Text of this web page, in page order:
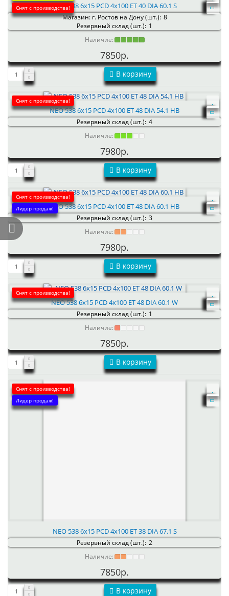
Снят с производства!NEO 538 6x15 PCD 4x100 ET 40 DIA 60.1 S
Магазин: г. Ростов на Дону (шт.): 8
Резервный склад (шт.): 1
Наличие:
7850р.
В корзину
Снят с производства!
NEO 538 6x15 PCD 4x100 ET 48 DIA 54.1 HB
Резервный склад (шт.): 4
Наличие:
7980р.
В корзину
Снят с производства!
Лидер продаж!NEO 538 6x15 PCD 4x100 ET 48 DIA 60.1 HB
Резервный склад (шт.): 3
Наличие:
7980р.
В корзину
Снят с производства!
NEO 538 6x15 PCD 4x100 ET 48 DIA 60.1 W
Резервный склад (шт.): 1
Наличие:
7850р.
В корзину
Снят с производства!
Лидер продаж!
NEO 538 6x15 PCD 4x100 ET 38 DIA 67.1 S
Резервный склад (шт.): 2
Наличие:
7850р.
В корзину